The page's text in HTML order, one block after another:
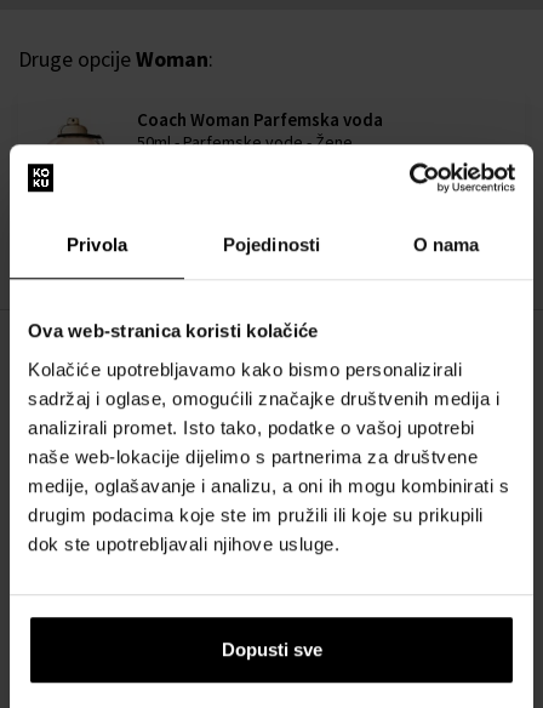
Privola Pojedinosti O nama
Ova web-stranica koristi kolačiće
Kolačiće upotrebljavamo kako bismo personalizirali
sadržaj i oglase, omogućili značajke društvenih medija i
analizirali promet. Isto tako, podatke o vašoj upotrebi
naše web-lokacije dijelimo s partnerima za društvene
medije, oglašavanje i analizu, a oni ih mogu kombinirati s
drugim podacima koje ste im pružili ili koje su prikupili
dok ste upotrebljavali njihove usluge.
Dopusti sve
Druge opcijeWoman:
Coach Woman Parfemska voda
50ml - Parfemske vode - Žene
40,00 €
OPIS
Coach predstavlja bezvremenski i univerzalan miris za modernu
ženu. Za žene svih dobi i iz svih društvenih slojeva. Za ženu koja ima
karakter i snažan osjećaj individualnosti. Za ženu koja ima
autentičan i prirodno elegantan stil i koja je iskrena prema sebi, što
je čini privlačnom. Njezina pustolovna i opuštena priroda vodi je
kroz život beskrajnih mogućnosti. Ona sama je autorica svoje priče i
postaje njezin novi potpis.
POJEDINOSTI